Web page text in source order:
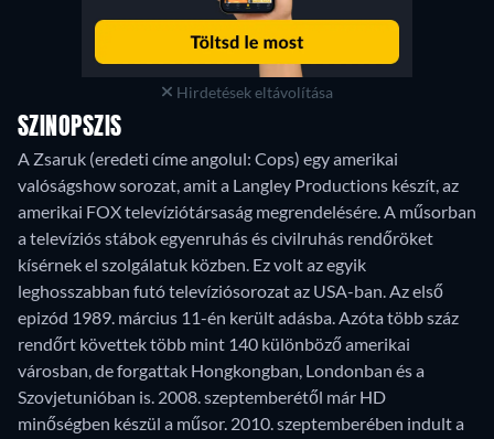
Hirdetések eltávolítása
SZINOPSZIS
A Zsaruk (eredeti címe angolul: Cops) egy amerikai
valóságshow sorozat, amit a Langley Productions készít, az
amerikai FOX televíziótársaság megrendelésére. A műsorban
a televíziós stábok egyenruhás és civilruhás rendőröket
kísérnek el szolgálatuk közben. Ez volt az egyik
leghosszabban futó televíziósorozat az USA-ban. Az első
epizód 1989. március 11-én került adásba. Azóta több száz
rendőrt követtek több mint 140 különböző amerikai
városban, de forgattak Hongkongban, Londonban és a
Szovjetunióban is. 2008. szeptemberétől már HD
minőségben készül a műsor. 2010. szeptemberében indult a